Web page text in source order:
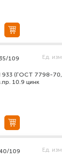
933 (ГОСТ 7798-
10.9 цинк
109 Ед.
109 Ед.